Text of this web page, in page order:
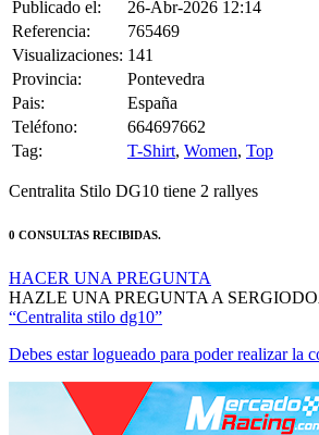
“Centralita stilo dg10”
Debes estar logueado para poder realizar la